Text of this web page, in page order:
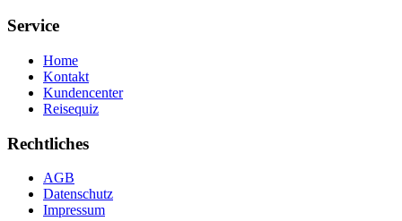
Service
Home
Kontakt
Kundencenter
Reisequiz
Rechtliches
AGB
Datenschutz
Impressum